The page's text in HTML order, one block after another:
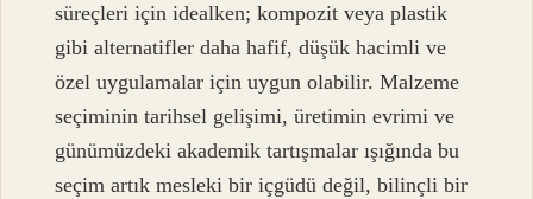
süreçleri için idealken; kompozit veya plastik
gibi alternatifler daha hafif, düşük hacimli ve
özel uygulamalar için uygun olabilir. Malzeme
seçiminin tarihsel gelişimi, üretimin evrimi ve
günümüzdeki akademik tartışmalar ışığında bu
seçim artık mesleki bir içgüdü değil, bilinçli bir